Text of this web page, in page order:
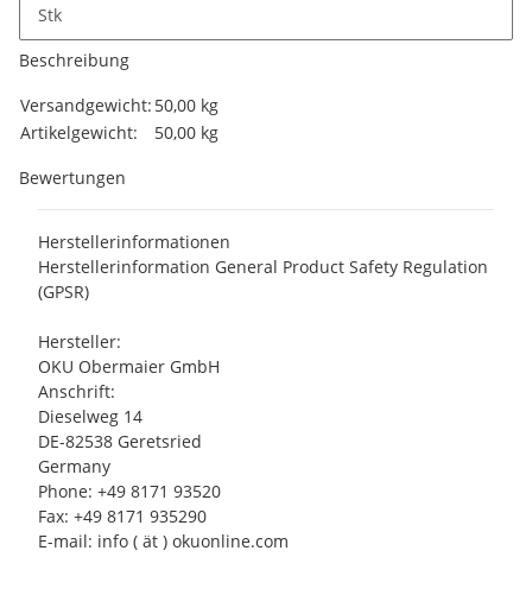
Stk
Beschreibung
Produkteigenschaft
Wert
Versandgewicht: 50,00 kg
Artikelgewicht:
50,00 kg
Bewertungen
Herstellerinformationen
Herstellerinformation General Product Safety Regulation
(GPSR)
Hersteller:
OKU Obermaier GmbH
Anschrift:
Dieselweg 14
DE-82538 Geretsried
Germany
Phone: +49 8171 93520
Fax: +49 8171 935290
E-mail: info ( ät ) okuonline.com